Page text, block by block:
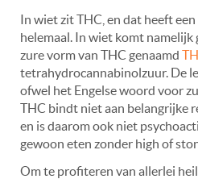
In wiet zit THC, en dat heeft
helemaal. In wiet komt namelijk
zure vorm van THC genaamd
tetrahydrocannabinolzuur. De
ofwel het Engelse woord voor
THC bindt niet aan belangrijke
en is daarom ook niet
gewoon eten zonder high of
Om te profiteren van allerlei